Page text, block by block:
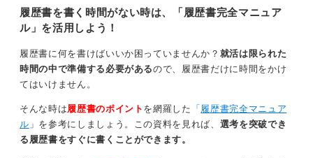
履歴書を書く時間がない時は、「履歴書完全マニュア
ル」を活用しよう！
履歴書に何を書けばいいか困っていませんか？ 就活は限られた
時間の中で準備する必要があるので、履歴書だけに時間をかけ
てはいけません。
そんな時は履歴書のポイント を網羅した 「 履歴書完全マニュア
ル 」を参考にしましょう。この資料を見れば、 選考を突破でき
る履歴書をすぐに書くことができます。